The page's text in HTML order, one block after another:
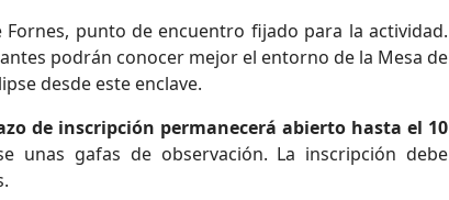
punto de encuentro fijado para la actividad.
podrán conocer mejor el entorno de la Mesa de
desde este enclave.
de inscripción permanecerá abierto hasta el 10
unas gafas de observación. La inscripción debe